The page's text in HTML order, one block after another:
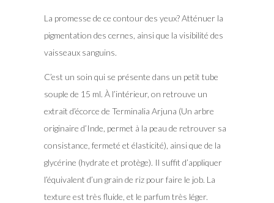
La promesse de ce contour des yeux? Atténuer la
pigmentation des cernes, ainsi que la visibilité des
vaisseaux sanguins.
C’est un soin qui se présente dans un petit tube
souple de 15 ml. À l’intérieur, on retrouve un
extrait d’écorce de Terminalia Arjuna (Un arbre
originaire d’Inde, permet à la peau de retrouver sa
consistance, fermeté et élasticité), ainsi que de la
glycérine (hydrate et protège). Il suffit d’appliquer
l’équivalent d’un grain de riz pour faire le job. La
texture est très fluide, et le parfum très léger.